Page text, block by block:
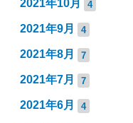
2021年10月 4
2021年9月 4
2021年8月 7
2021年7月 7
2021年6月 4